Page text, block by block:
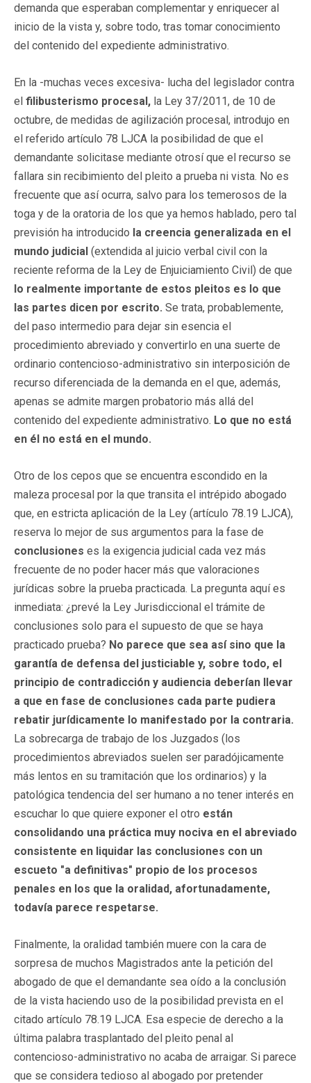
demanda que esperaban complementar y enriquecer al
inicio de la vista y, sobre todo, tras tomar conocimiento
del contenido del expediente administrativo.
En la -muchas veces excesiva- lucha del legislador contra
el filibusterismo procesal, la Ley 37/2011, de 10 de
octubre, de medidas de agilización procesal, introdujo en
el referido artículo 78 LJCA la posibilidad de que el
demandante solicitase mediante otrosí que el recurso se
fallara sin recibimiento del pleito a prueba ni vista. No es
frecuente que así ocurra, salvo para los temerosos de la
toga y de la oratoria de los que ya hemos hablado, pero tal
previsión ha introducido la creencia generalizada en el
mundo judicial (extendida al juicio verbal civil con la
reciente reforma de la Ley de Enjuiciamiento Civil) de que
lo realmente importante de estos pleitos es lo que
las partes dicen por escrito. Se trata, probablemente,
del paso intermedio para dejar sin esencia el
procedimiento abreviado y convertirlo en una suerte de
ordinario contencioso-administrativo sin interposición de
recurso diferenciada de la demanda en el que, además,
apenas se admite margen probatorio más allá del
contenido del expediente administrativo. Lo que no está
en él no está en el mundo.
Otro de los cepos que se encuentra escondido en la
maleza procesal por la que transita el intrépido abogado
que, en estricta aplicación de la Ley (artículo 78.19 LJCA),
reserva lo mejor de sus argumentos para la fase de
conclusiones es la exigencia judicial cada vez más
frecuente de no poder hacer más que valoraciones
jurídicas sobre la prueba practicada. La pregunta aquí es
inmediata: ¿prevé la Ley Jurisdiccional el trámite de
conclusiones solo para el supuesto de que se haya
practicado prueba? No parece que sea así sino que la
garantía de defensa del justiciable y, sobre todo, el
principio de contradicción y audiencia deberían llevar
a que en fase de conclusiones cada parte pudiera
rebatir jurídicamente lo manifestado por la contraria.
La sobrecarga de trabajo de los Juzgados (los
procedimientos abreviados suelen ser paradójicamente
más lentos en su tramitación que los ordinarios) y la
patológica tendencia del ser humano a no tener interés en
escuchar lo que quiere exponer el otro están
consolidando una práctica muy nociva en el abreviado
consistente en liquidar las conclusiones con un
escueto "a definitivas" propio de los procesos
penales en los que la oralidad, afortunadamente,
todavía parece respetarse.
Finalmente, la oralidad también muere con la cara de
sorpresa de muchos Magistrados ante la petición del
abogado de que el demandante sea oído a la conclusión
de la vista haciendo uso de la posibilidad prevista en el
citado artículo 78.19 LJCA. Esa especie de derecho a la
última palabra trasplantado del pleito penal al
contencioso-administrativo no acaba de arraigar. Si parece
que se considera tedioso al abogado por pretender